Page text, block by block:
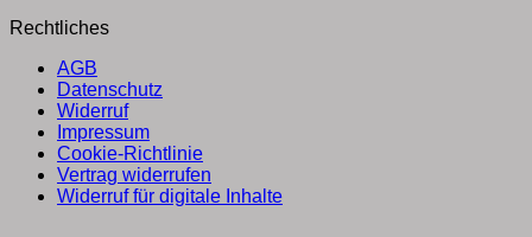
Rechtliches
AGB
Datenschutz
Widerruf
Impressum
Cookie-Richtlinie
Vertrag widerrufen
Widerruf für digitale Inhalte